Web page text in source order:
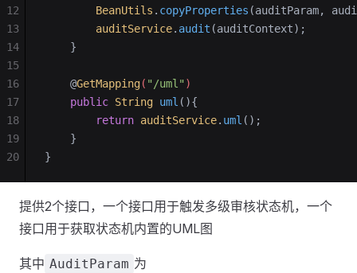
        BeanUtils
. copyProperties (auditParam,
        auditService
. audit (auditContext);
    }
    @
GetMapping( "/uml" )
    public
String uml (){
        return
auditService. uml ();
    }
}
12
13
14
15
16
17
18
19
20
提供2个接口，一个接口用于触发多级审核状态机，一个
接口用于获取状态机内置的UML图
其中 AuditParam 为